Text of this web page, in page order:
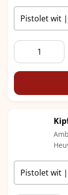
Kip
Carpaccio
aantal